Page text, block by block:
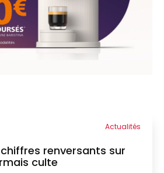
Actualités
chiffres renversants sur
culte